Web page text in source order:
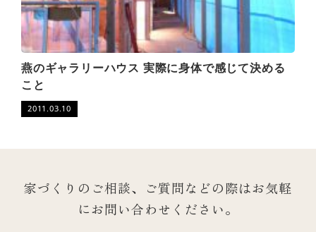
燕のギャラリーハウス 実際に身体で感じて決める
こと
2011.03.10
家づくりのご相談、ご質問などの際はお気軽
にお問い合わせください。